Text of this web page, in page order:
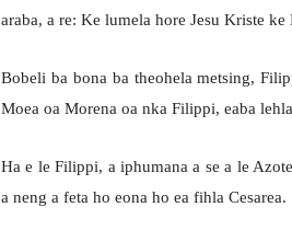
araba, a re: Ke lumela hore Jesu Kriste
Bobeli ba bona ba theohela metsing,
Moea oa Morena oa nka Filippi, eaba
Ha e le Filippi, a iphumana a se a le
a neng a feta ho eona ho ea fihla Cesarea.